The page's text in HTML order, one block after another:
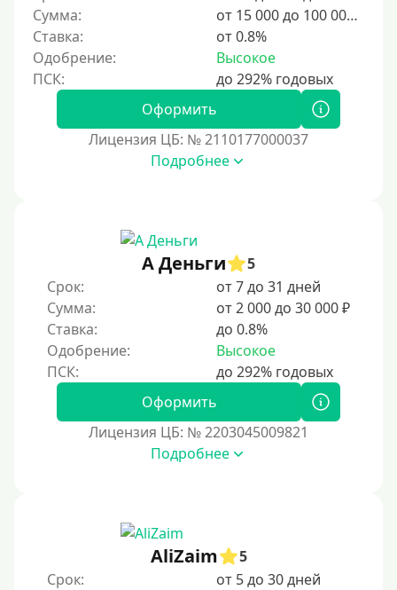
Сумма:
от 15 000 до 100 000 ₽
Ставка:
от 0.8%
Одобрение:
Высокое
Оформить
Лицензия ЦБ: № 2110177000037
Подробнее
А Деньги
5
Срок:
от 7 до 31 дней
Сумма:
от 2 000 до 30 000 ₽
Ставка:
до 0.8%
Одобрение:
Высокое
Оформить
Лицензия ЦБ: № 2203045009821
Подробнее
AliZaim
5
Срок:
от 5 до 30 дней